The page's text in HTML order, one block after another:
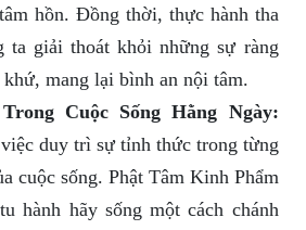
hồn. Đồng thời, thực hành tha
ta giải thoát khỏi những sự ràng
mang lại bình an nội tâm.
Cuộc Sống Hằng Ngày:
duy trì sự tỉnh thức trong từng
cuộc sống. Phật Tâm Kinh Phẩm
hành hãy sống một cách chánh